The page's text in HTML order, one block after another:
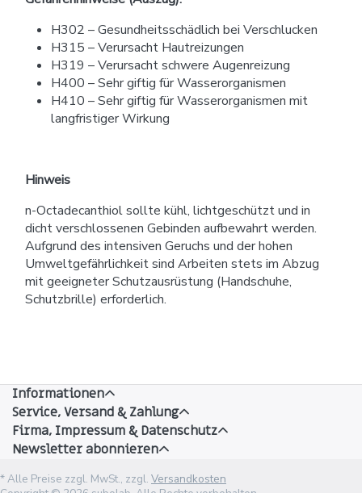
H302 – Gesundheitsschädlich bei Verschlucken
H315 – Verursacht Hautreizungen
H319 – Verursacht schwere Augenreizung
H400 – Sehr giftig für Wasserorganismen
H410 – Sehr giftig für Wasserorganismen mit
langfristiger Wirkung
Hinweis
n-Octadecanthiol sollte kühl, lichtgeschützt und in
dicht verschlossenen Gebinden aufbewahrt werden.
Aufgrund des intensiven Geruchs und der hohen
Umweltgefährlichkeit sind Arbeiten stets im Abzug
mit geeigneter Schutzausrüstung (Handschuhe,
Schutzbrille) erforderlich.
Informationen
Service, Versand & Zahlung
Firma, Impressum & Datenschutz
Newsletter abonnieren
* Alle Preise zzgl. MwSt., zzgl. Versandkosten